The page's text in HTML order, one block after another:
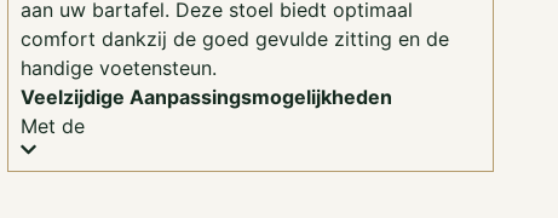
aan uw bartafel. Deze stoel biedt optimaal
comfort dankzij de goed gevulde zitting en de
handige voetensteun.
Veelzijdige Aanpassingsmogelijkheden
Met de